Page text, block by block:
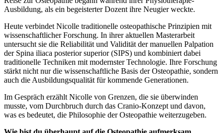
Ausbildung, als ein begeisterter Dozent ihre Neugier weckte.
Heute verbindet Nicolle traditionelle osteopathische Prinzipien mit
wissenschaftlicher Forschung. In ihrer aktuellen Masterarbeit
untersucht sie die Reliabilität und Validität der manuellen Palpation
der Spina iliaca posterior superior (SIPS) und kombiniert dabei
traditionelle Techniken mit modernster Technologie. Ihre Forschung
stärkt nicht nur die wissenschaftliche Basis der Osteopathie, sondern
auch die Ausbildungsqualität für kommende Generationen.
Im Gespräch erzählt Nicolle von Grenzen, die sie überwinden
musste, vom Durchbruch durch das Cranio-Konzept und davon,
was es bedeutet, die Philosophie der Osteopathie weiterzugeben.